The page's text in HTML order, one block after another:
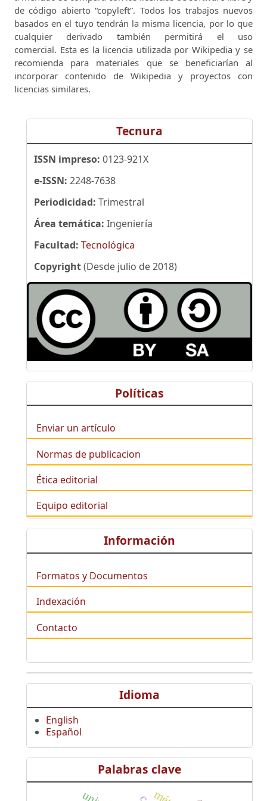
de código abierto “copyleft”. Todos los trabajos nuevos
basados ​​en el tuyo tendrán la misma licencia, por lo que
cualquier derivado también permitirá el uso
comercial. Esta es la licencia utilizada por Wikipedia y se
recomienda para materiales que se beneficiarían al
incorporar contenido de Wikipedia y proyectos con
licencias similares.
Tecnura
ISSN impreso: 0123-921X
e-ISSN: 2248-7638
Periodicidad: Trimestral
Área temática: Ingeniería
Facultad: Tecnológica
Copyright(Desde julio de 2018)
Políticas
Enviar un artículo
Normas de publicacion
Ética editorial
Equipo editorial
Información
Formatos y Documentos
Indexación
Contacto
Idioma
English
Español
Palabras clave